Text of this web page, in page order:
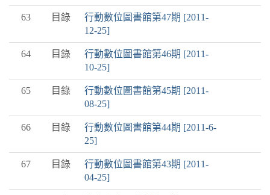
63 目錄
行動數位圖書館第47期 [2011-
12-25]
64 目錄
行動數位圖書館第46期 [2011-
10-25]
65 目錄
行動數位圖書館第45期 [2011-
08-25]
66 目錄
行動數位圖書館第44期 [2011-6-
25]
67 目錄
行動數位圖書館第43期 [2011-
04-25]